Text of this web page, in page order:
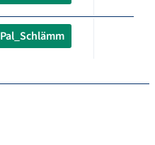
Pal_Schlämm